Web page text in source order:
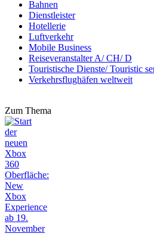
Bahnen
Dienstleister
Hotellerie
Luftverkehr
Mobile Business
Reiseveranstalter A/ CH/ D
Touristische Dienste/ Touristic
Verkehrsflughäfen weltweit
Zum Thema